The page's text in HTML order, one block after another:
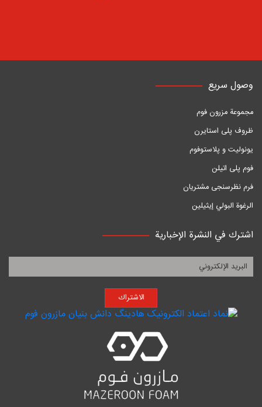
وصول سريع
مجموعة مزرون فوم
ظروف پلی استایرن
یونولیت و پلاستوفوم
فوم پلی اتیلن
فرم نظرسنجی مشتریان
الرغوة البولي إيثيلين
اشترك في النشرة الإخبارية
الاشتراك